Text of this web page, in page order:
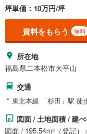
坪単価：10万円/坪
資料をもらう 無料
所在地
福島県二本松市大平山
交通
東北本線 「杉田」駅 徒
図面 / 土地面積 / 建
図面 / 195.54m2 （登記